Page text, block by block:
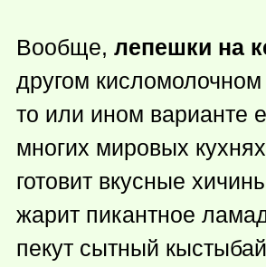
Вообще, лепешки на
другом кисломолочном
то или ином варианте
многих мировых
готовит вкусные
жарит пикантное
пекут сытный